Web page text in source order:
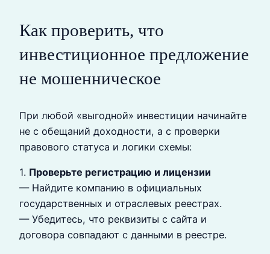
Как проверить, что
инвестиционное предложение
не мошенническое
При любой «выгодной» инвестиции начинайте
не с обещаний доходности, а с проверки
правового статуса и логики схемы:
1. Проверьте регистрацию и лицензии
— Найдите компанию в официальных
государственных и отраслевых реестрах.
— Убедитесь, что реквизиты с сайта и
договора совпадают с данными в реестре.